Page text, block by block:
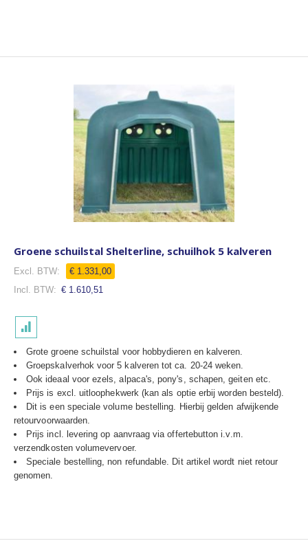
Groene schuilstal Shelterline, schuilhok 5 kalveren
€ 1.331,00
€ 1.610,51
Grote groene schuilstal voor hobbydieren en kalveren.
Groepskalverhok voor 5 kalveren tot ca. 20-24 weken.
Ook ideaal voor ezels, alpaca's, pony's, schapen, geiten etc.
Prijs is excl. uitloophekwerk (kan als optie erbij worden besteld).
Dit is een speciale volume bestelling. Hierbij gelden afwijkende
retourvoorwaarden.
Prijs incl. levering op aanvraag via offertebutton i.v.m.
verzendkosten volumevervoer.
Speciale bestelling, non refundable. Dit artikel wordt niet retour
genomen.